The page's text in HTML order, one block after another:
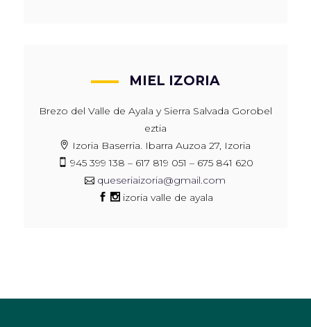
MIEL IZORIA
Brezo del Valle de Ayala y Sierra Salvada Gorobel
eztia
Izoria Baserria. Ibarra Auzoa 27, Izoria
945 399 138 – 617 819 051 – 675 841 620
queseriaizoria@gmail.com
izoria valle de ayala